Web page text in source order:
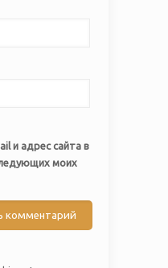
и адрес сайта в
моих